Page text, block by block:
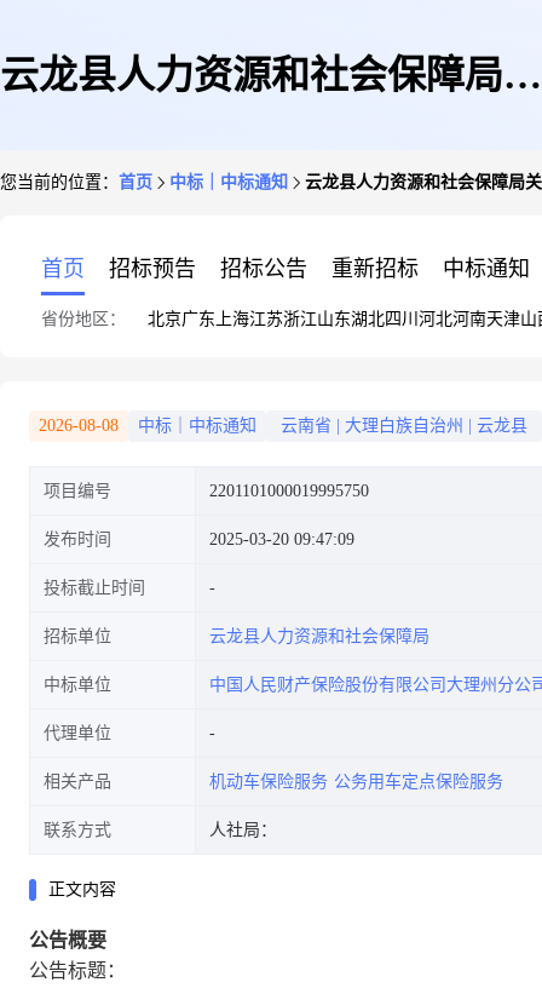
云龙县人力资源和社会保障局关
您当前的位置： 首页 中标｜中标通知 云龙县人力资源和社会保障局
首页 招标预告 招标公告 重新招标 中标通知
省份地区： 北京广东 上海江苏浙江山东湖北四川 河北河南天津山
2026-08-08 中标｜中标通知 云南省 大理白族自治州 云龙县
项目编号 2201101000019995750
发布时间 2025-03-20 09:47:09
投标截止时间
招标单位 云龙县人力资源和社会保障局
中标单位 中国人民财产保险股份有限公司大理州分公
代理单位
相关产品 机动车保险服务 公务用车定点保险服务
联系方式 人社局：
正文内容
公告概要
公告标题：